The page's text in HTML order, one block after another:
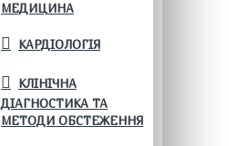
МЕДИЦИНА
КАРДІОЛОГІЯ
КЛІНІЧНА
ДІАГНОСТИКА ТА
МЕТОДИ ОБСТЕЖЕННЯ